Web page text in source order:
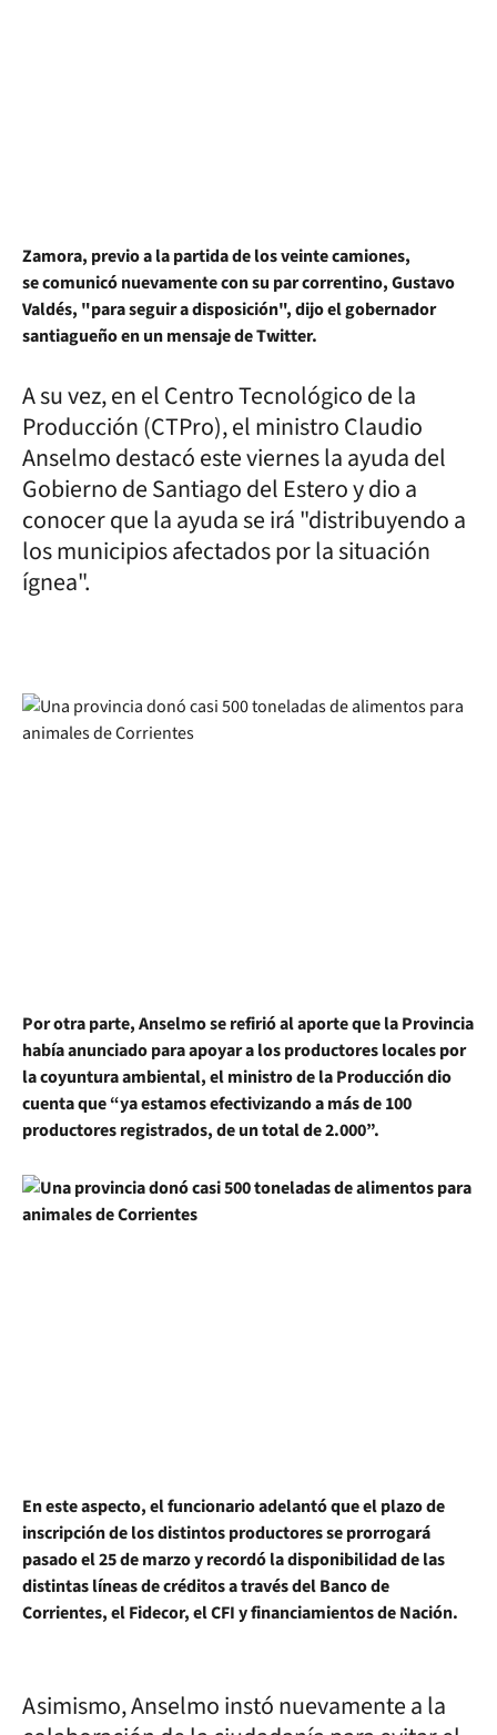
Zamora, previo a la partida de los veinte camiones,
se comunicó nuevamente con su par correntino, Gustavo
Valdés, "para seguir a disposición", dijo el gobernador
santiagueño en un mensaje de Twitter.
A su vez, en el Centro Tecnológico de la
Producción (CTPro), el ministro Claudio
Anselmo destacó este viernes la ayuda del
Gobierno de Santiago del Estero y dio a
conocer que la ayuda se irá "distribuyendo a
los municipios afectados por la situación
ígnea".
Por otra parte, Anselmo se refirió al aporte que la Provincia
había anunciado para apoyar a los productores locales por
la coyuntura ambiental, el ministro de la Producción dio
cuenta que “ya estamos efectivizando a más de 100
productores registrados, de un total de 2.000”.
En este aspecto, el funcionario adelantó que el plazo de
inscripción de los distintos productores se prorrogará
pasado el 25 de marzo y recordó la disponibilidad de las
distintas líneas de créditos a través del Banco de
Corrientes, el Fidecor, el CFI y financiamientos de Nación.
Asimismo, Anselmo instó nuevamente a la